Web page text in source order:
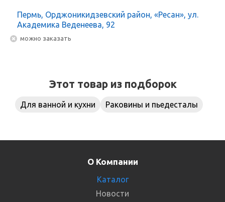
Пермь, Орджоникидзевский район, «Ресан», ул.
Академика Веденеева, 92
Можно заказать
Этот товар из подборок
Для ванной и кухни Раковины и пьедесталы
О Компании
Каталог
Новости